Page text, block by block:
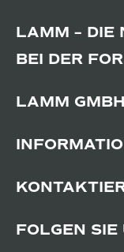
LAMM – DIE
BEI DER
LAMM GMBH
FOLGEN SIE